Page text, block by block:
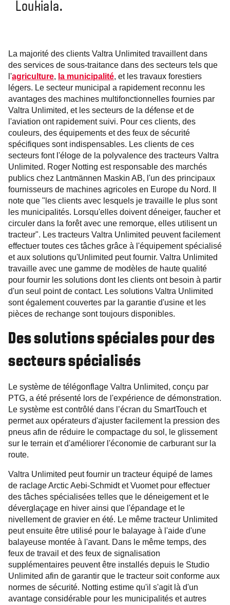
Loukiala.
La majorité des clients Valtra Unlimited travaillent dans
des services de sous-traitance dans des secteurs tels que
l'agriculture, la municipalité, et les travaux forestiers
légers. Le secteur municipal a rapidement reconnu les
avantages des machines multifonctionnelles fournies par
Valtra Unlimited, et les secteurs de la défense et de
l'aviation ont rapidement suivi. Pour ces clients, des
couleurs, des équipements et des feux de sécurité
spécifiques sont indispensables. Les clients de ces
secteurs font l'éloge de la polyvalence des tracteurs Valtra
Unlimited. Roger Notting est responsable des marchés
publics chez Lantmännen Maskin AB, l'un des principaux
fournisseurs de machines agricoles en Europe du Nord. Il
note que "les clients avec lesquels je travaille le plus sont
les municipalités. Lorsqu'elles doivent déneiger, faucher et
circuler dans la forêt avec une remorque, elles utilisent un
tracteur". Les tracteurs Valtra Unlimited peuvent facilement
effectuer toutes ces tâches grâce à l'équipement spécialisé
et aux solutions qu'Unlimited peut fournir. Valtra Unlimited
travaille avec une gamme de modèles de haute qualité
pour fournir les solutions dont les clients ont besoin à partir
d'un seul point de contact. Les solutions Valtra Unlimited
sont également couvertes par la garantie d'usine et les
pièces de rechange sont toujours disponibles.
Des solutions spéciales pour des
secteurs spécialisés
Le système de télégonflage Valtra Unlimited, conçu par
PTG, a été présenté lors de l'expérience de démonstration.
Le système est contrôlé dans l’écran du SmartTouch et
permet aux opérateurs d'ajuster facilement la pression des
pneus afin de réduire le compactage du sol, le glissement
sur le terrain et d'améliorer l'économie de carburant sur la
route.
Valtra Unlimited peut fournir un tracteur équipé de lames
de raclage Arctic Aebi-Schmidt et Vuomet pour effectuer
des tâches spécialisées telles que le déneigement et le
déverglaçage en hiver ainsi que l'épandage et le
nivellement de gravier en été. Le même tracteur Unlimited
peut ensuite être utilisé pour le balayage à l'aide d'une
balayeuse montée à l'avant. Dans le même temps, des
feux de travail et des feux de signalisation
supplémentaires peuvent être installés depuis le Studio
Unlimited afin de garantir que le tracteur soit conforme aux
normes de sécurité. Notting estime qu'il s'agit là d'un
avantage considérable pour les municipalités et autres